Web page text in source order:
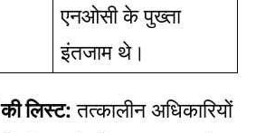
एनओसी के पुख्ता
इंतजाम थे।
लिस्ट: तत्कालीन अधिकारियों